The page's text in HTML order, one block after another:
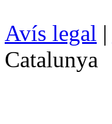
Avís legal |
Catalunya